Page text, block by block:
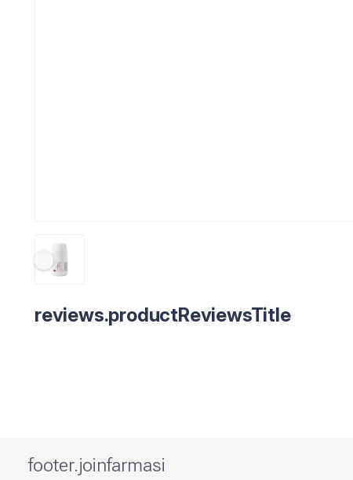
reviews.productReviewsTitle
footer.joinfarmasi